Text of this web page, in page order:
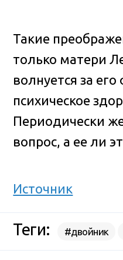
Такие
только матери
волнуется за его
психическое
Периодически
вопрос, а ее ли
Источник
Теги: #двойник